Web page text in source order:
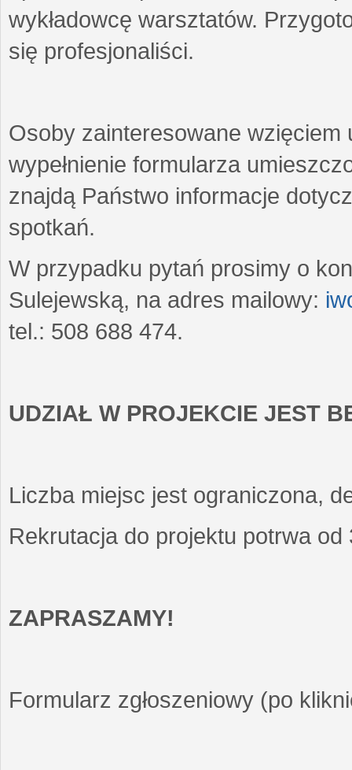
wykładowcę warsztatów.
się profesjonaliści.
Osoby zainteresowane wzięciem
wypełnienie formularza
znajdą Państwo informacje
spotkań.
W przypadku pytań prosimy o
Sulejewską, na adres mailowy:
tel.: 508 688 474.
UDZIAŁ W PROJEKCIE JEST
Liczba miejsc jest ograniczona,
Rekrutacja do projektu potrwa
ZAPRASZAMY!
Formularz zgłoszeniowy (po